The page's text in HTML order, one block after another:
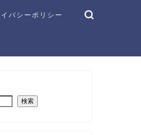
バシーポリシー
検索